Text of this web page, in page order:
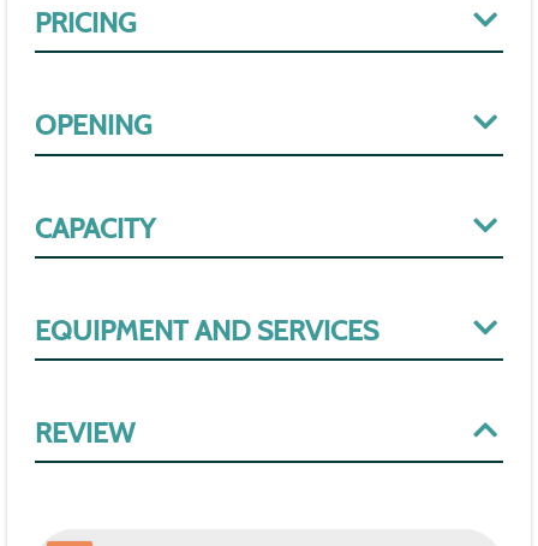
PRICING
OPENING
CAPACITY
EQUIPMENT AND SERVICES
REVIEW